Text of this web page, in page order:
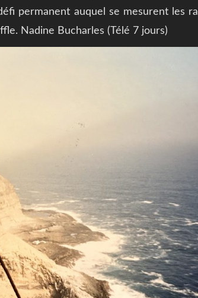
permanent auquel se mesurent les
Nadine Bucharles (Télé 7 jours)